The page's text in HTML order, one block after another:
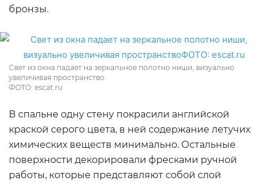
бронзы.
Свет из окна падает на зеркальное полотно ниши, визуально
увеличивая пространство
ФОТО: escat.ru
В спальне одну стену покрасили английской
краской серого цвета, в ней содержание летучих
химических веществ минимально. Остальные
поверхности декорировали фресками ручной
работы, которые представляют собой слой